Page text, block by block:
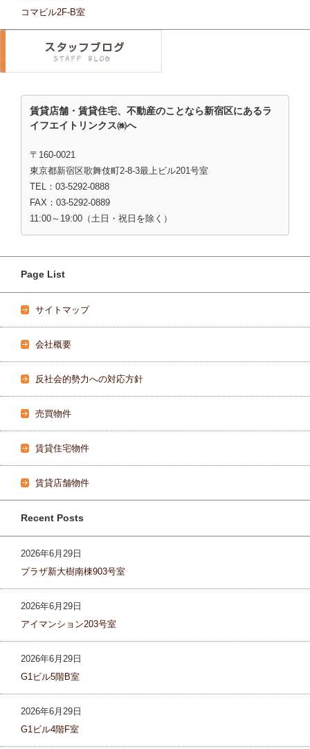
コマビル2F-B室
賃貸店舗・賃貸住宅、不動産のことなら新宿区にあるラ
イフエイトリンクス㈱へ
〒160-0021
東京都新宿区歌舞伎町2-8-3最上ビル201号室
TEL：03-5292-0888
FAX：03-5292-0889
11:00～19:00（土日・祝日を除く）
Page List
サイトマップ
会社概要
反社会的勢力への対応方針
売買物件
賃貸住宅物件
賃貸店舗物件
Recent Posts
2026年6月29日
プラザ新大樹南棟903号室
2026年6月29日
アイマンション203号室
2026年6月29日
G1ビル5階B室
2026年6月29日
G1ビル4階F室